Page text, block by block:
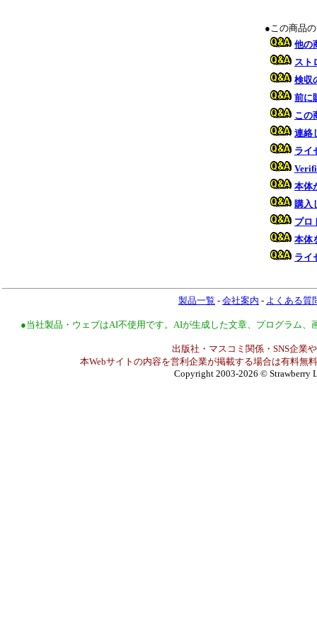
●この商品
他の
スト
検収
前に
この
連絡
ライ
本体
購入
プロ
本体
ライ
製品一覧 - 会社案内 - よくある質
●当社製品・ウェブはAI不使用です。AIが生成した文章、プログラム
出版社・マスコミ関係・SNS企業
本Webサイトの内容を営利企業が掲載する場合は有料無
Copyright 2003-2026 © Strawberry